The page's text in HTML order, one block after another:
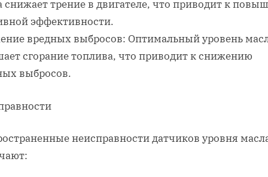
снижает трение в двигателе, что приводит к
эффективности.
вредных выбросов: Оптимальный уровень
сгорание топлива, что приводит к снижению
выбросов.
неисправности датчиков уровня